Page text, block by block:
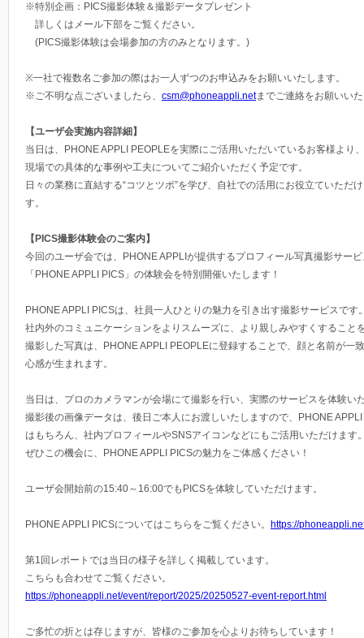
※特別企画：PICS撮影体験＆撮影データプレゼント
詳しくはメール下部をご覧ください。
(PICS撮影体験は会場参加の方のみとなります。)
※一社で複数名ご参加の際はお一人ずつのお申込みをお願いいたします。
※ご不明な点ございましたら、 csm@phoneappli.netまでご連絡をお願いい
【ユーザ会実施内容詳細】
当日は、PHONE APPLI PEOPLEを実際にご活用いただいているお客様より、
現場での具体的な事例や工夫についてご紹介いただく予定です。
日々の業務に直結する“コツとツボ”を学び、自社での活用にお役立ていただ
す。
【PICS撮影体験会のご案内】
今回のユーザ会では、PHONE APPLIが提供するプロフィール写真撮影サー
「PHONE APPLI PICS」の体験会を特別開催いたします！
PHONE APPLI PICSは、社員一人ひとりの魅力を引き出す撮影サービスです
社内外のコミュニケーションをよりスムーズに、より親しみやすくすること
撮影した写真は、PHONE APPLI PEOPLEに登録することで、顔と名前が一
心感が生まれます。
当日は、プロのカメラマンが会場にて撮影を行い、実際のサービスを体験い
撮影後の画像データは、後日ご本人にお渡しいたしますので、PHONE
はもちろん、社内プロフィールやSNSアイコンなどにもご活用いただけます
ぜひこの機会に、PHONE APPLI PICSの魅力をご体感ください！
ユーザ会開始前の15:40～16:00でもPICSを体験していただけます。
PHONE APPLI PICSについてはこちらをご覧ください。 https://
第1回レポートでは当日の様子を詳しく掲載しています。
こちらも合わせてご覧ください。
https://phoneappli.net/event/report/2025/20250527-event-report.html
ご多忙の折とは存じますが、皆様のご参加を心よりお待ちしています！